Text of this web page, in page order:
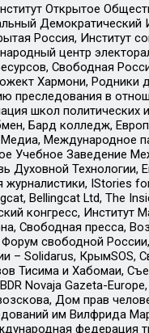
Открытое
Демократический
Россия, Институт
центр
Свободная
Хармони, Родники
преследования в
школ
Бард колледж,
Международное
Учебное Заведение
Духовной
IStories
Bellingcat Ltd, The
конгресс,
Свободная пресса,
свободной
Solidarus, КрымSOS,
Тисима и Хабомаи,
Novaja Gazeta-
Дом прав
им Вилфрида
федерация